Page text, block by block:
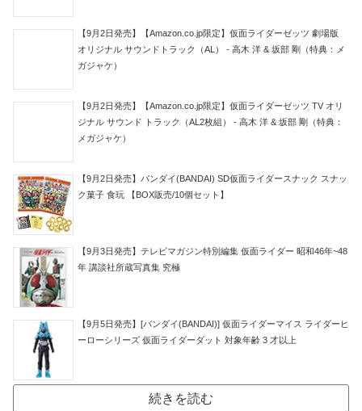
【9月2日発売】【Amazon.co.jp限定】仮面ライダーゼッツ 劇場版
オリジナル サウンドトラック（AL） - 高木 洋 & 坂部 剛（特典：メ
ガジャケ）
【9月2日発売】【Amazon.co.jp限定】仮面ライダーゼッツ TV オリ
ジナル サウンド トラック（AL2枚組） - 高木 洋 & 坂部 剛（特典：
メガジャケ）
【9月2日発売】バンダイ(BANDAI) SD仮面ライダースナック スナッ
ク菓子 食玩 【BOX販売/10個セット】
【9月3日発売】テレビマガジン特別編集 仮面ライダー 昭和46年~48
年 講談社所蔵写真集 究極
【9月5日発売】[バンダイ(BANDAI)] 仮面ライダーマイス ライダーヒ
ーローシリーズ 仮面ライダーダット 対象年齢 3 才以上
続きを読む